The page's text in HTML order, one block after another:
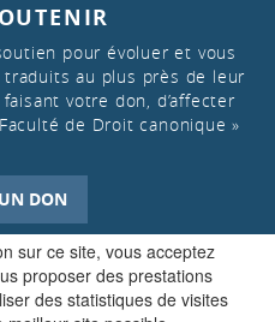
sur ce site, vous acceptez
proposer des prestations
des statistiques de visites
pour évoluer et vous
au plus près de leur
votre don, d’affecter
de Droit canonique »
DON